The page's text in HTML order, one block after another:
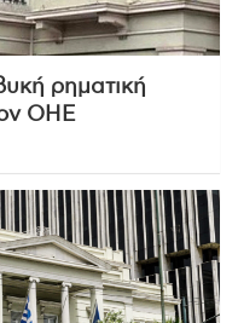
ρηματική
ΟΗΕ